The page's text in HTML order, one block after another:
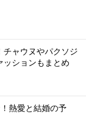
チャウヌやパクソジ
ッションもまとめ
熱愛と結婚の予